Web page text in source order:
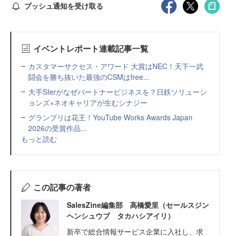
プッシュ通知を受け取る
イベントレポート連載記事一覧
カスタマーサクセス・アワード 大賞はNEC！天下一武
闘会を勝ち抜いた最強のCSMはfree...
大手SIerがなぜパートナービジネスを？日鉄ソリューシ
ョンズ×ネオキャリアが生むシナジー
グランプリは花王！YouTube Works Awards Japan
2026の受賞作品...
もっと読む
この記事の著者
SalesZine編集部 高橋愛里（セールスジン
ヘンシュウブ タカハシアイリ）
新卒で総合情報サービス企業に入社し、求